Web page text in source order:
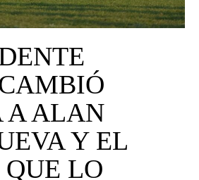
A ALAN
Y EL
LO